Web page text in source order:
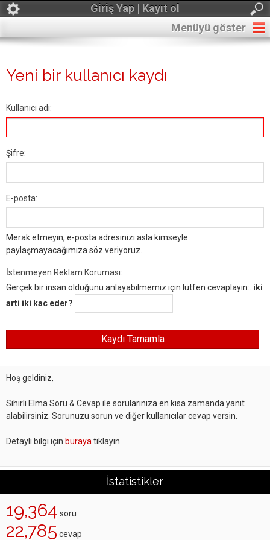
Giriş Yap | Kayıt ol
Menüyü göster
Yeni bir kullanıcı kaydı
Kullanıcı adı:
Şifre:
E-posta:
Merak etmeyin, e-posta adresinizi asla kimseyle
paylaşmayacağımıza söz veriyoruz...
İstenmeyen Reklam Koruması:
Gerçek bir insan olduğunu anlayabilmemiz için lütfen cevaplayın:. iki
arti iki kac eder?
Hoş geldiniz,
Sihirli Elma Soru & Cevap ile sorularınıza en kısa zamanda yanıt
alabilirsiniz. Sorunuzu sorun ve diğer kullanıcılar cevap versin.
Detaylı bilgi için buraya tıklayın.
İstatistikler
19,364 soru
22,785 cevap